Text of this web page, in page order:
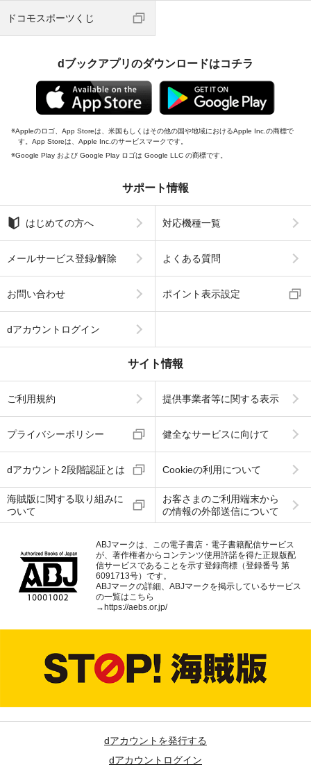
ドコモスポーツくじ
dブックアプリのダウンロードはコチラ
Appleのロゴ、App Storeは、米国もしくはその他の国や地域におけるApple Inc.の商標で
す。App Storeは、Apple Inc.のサービスマークです。
Google Play および Google Play ロゴは Google LLC の商標です。
サポート情報
はじめての方へ 対応機種一覧
メールサービス登録/解除 よくある質問
お問い合わせ ポイント表示設定
dアカウントログイン
サイト情報
ご利用規約 提供事業者等に関する表示
プライバシーポリシー 健全なサービスに向けて
dアカウント2段階認証とは Cookieの利用について
海賊版に関する取り組みに
ついて
お客さまのご利用端末から
の情報の外部送信について
ABJマークは、この電子書店・電子書籍配信サービス
が、著作権者からコンテンツ使用許諾を得た正規版配
信サービスであることを示す登録商標（登録番号 第
6091713号）です。
ABJマークの詳細、ABJマークを掲示しているサービス
の一覧はこちら
→ https://aebs.or.jp/
dアカウントを発行する
dアカウントログイン